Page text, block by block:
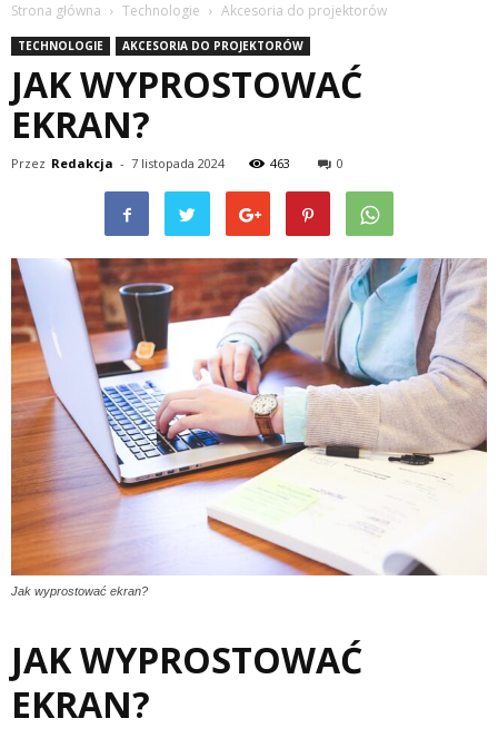
Strona główna Technologie Akcesoria do projektorów
TECHNOLOGIE AKCESORIA DO PROJEKTORÓW
JAK WYPROSTOWAĆ
EKRAN?
Przez Redakcja - 7 listopada 2024 463 0
Jak wyprostować ekran?
JAK WYPROSTOWAĆ
EKRAN?